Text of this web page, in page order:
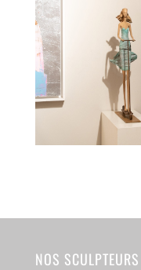
NOS SCULPTEURS